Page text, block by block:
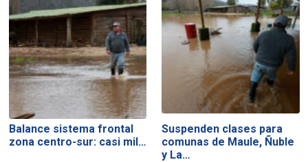
Balance sistema frontal
zona centro-sur: casi mil…
Suspenden clases para
comunas de Maule, Ñuble
y La…